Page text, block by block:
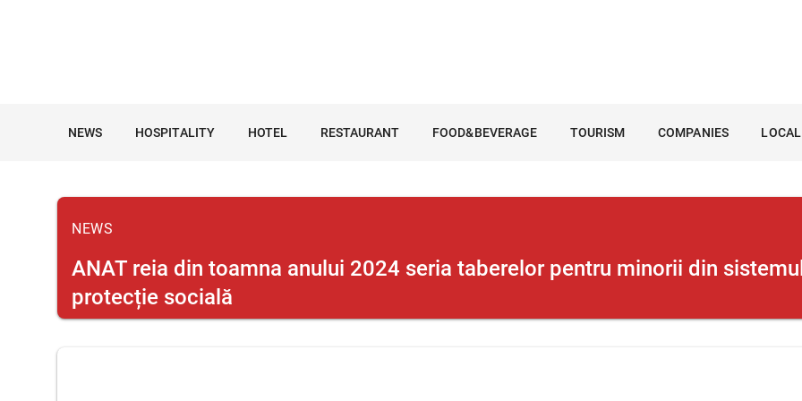
NEWS HOSPITALITY HOTEL RESTAURANT FOOD&BEVERAGE TOURISM COMPANIES
NEWS
ANAT reia din toamna anului 2024 seria taberelor pentru minorii din
protecție socială